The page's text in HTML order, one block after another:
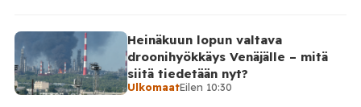
Heinäkuun lopun valtava
droonihyökkäys Venäjälle – mitä
siitä tiedetään nyt?
UlkomaatEilen 10:30